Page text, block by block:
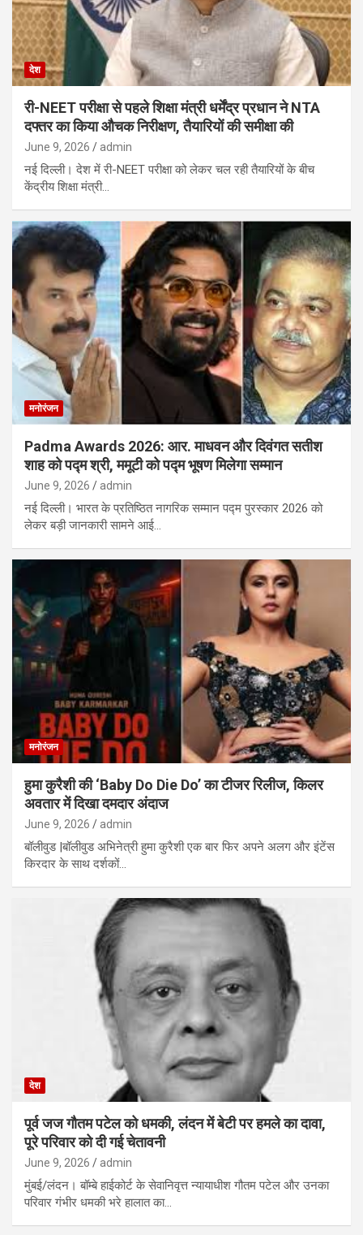
देश
री-NEET परीक्षा से पहले शिक्षा मंत्री धर्मेंद्र प्रधान ने NTA
दफ्तर का किया औचक निरीक्षण, तैयारियों की समीक्षा की
June 9, 2026 admin
नई दिल्ली। देश में री-NEET परीक्षा को लेकर चल रही तैयारियों के बीच
केंद्रीय शिक्षा मंत्री…
मनोरंजन
Padma Awards 2026: आर. माधवन और दिवंगत सतीश
शाह को पद्म श्री, ममूटी को पद्म भूषण मिलेगा सम्मान
June 9, 2026 admin
नई दिल्ली। भारत के प्रतिष्ठित नागरिक सम्मान पद्म पुरस्कार 2026 को
लेकर बड़ी जानकारी सामने आई…
मनोरंजन
हुमा कुरैशी की ‘Baby Do Die Do’ का टीजर रिलीज, किलर
अवतार में दिखा दमदार अंदाज
June 9, 2026 admin
बॉलीवुड |बॉलीवुड अभिनेत्री हुमा कुरैशी एक बार फिर अपने अलग और इंटेंस
किरदार के साथ दर्शकों…
देश
पूर्व जज गौतम पटेल को धमकी, लंदन में बेटी पर हमले का दावा,
पूरे परिवार को दी गई चेतावनी
June 9, 2026 admin
मुंबई/लंदन। बॉम्बे हाईकोर्ट के सेवानिवृत्त न्यायाधीश गौतम पटेल और उनका
परिवार गंभीर धमकी भरे हालात का…